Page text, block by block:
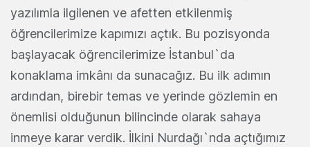
yazılımla ilgilenen ve afetten etkilenmiş
öğrencilerimize kapımızı açtık. Bu pozisyonda
başlayacak öğrencilerimize İstanbul`da
konaklama imkânı da sunacağız. Bu ilk adımın
ardından, birebir temas ve yerinde gözlemin en
önemlisi olduğunun bilincinde olarak sahaya
inmeye karar verdik. İlkini Nurdağı`nda açtığımız